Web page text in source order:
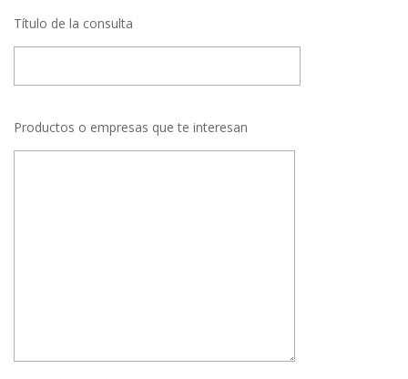
Título de la consulta
Productos o empresas que te interesan